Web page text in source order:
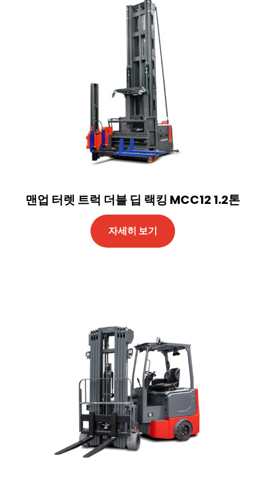
맨업 터렛 트럭 더블 딥 랙킹 MCC12 1.2톤
자세히 보기